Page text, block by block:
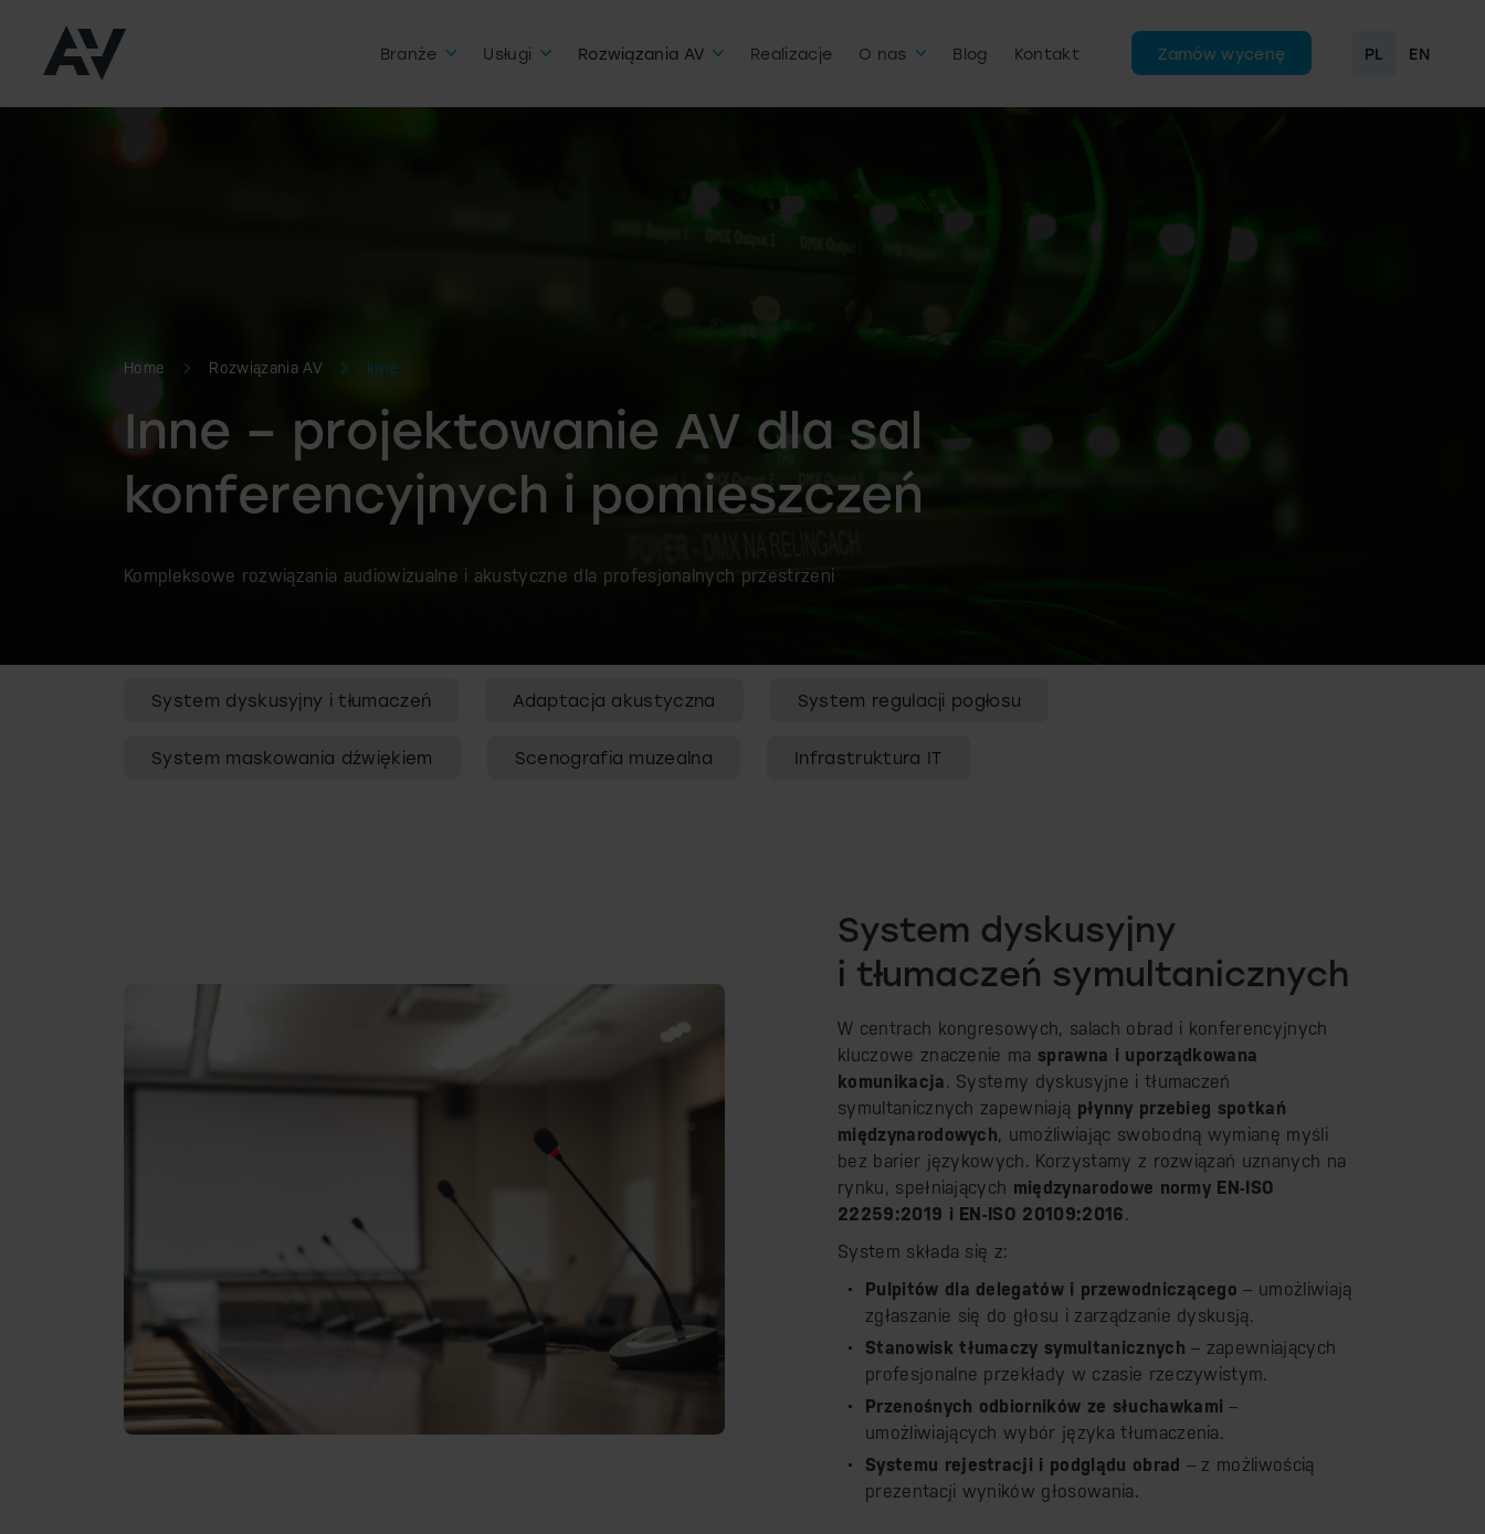
Branże Usługi Rozwiązania AV Realizacje O nas Blog Kontakt Zamów wycenę PL EN
Home Rozwiązania AV Inne
Inne – projektowanie AV dla sal
konferencyjnych i pomieszczeń
Kompleksowe rozwiązania audiowizualne i akustyczne dla profesjonalnych przestrzeni
System dyskusyjny i tłumaczeń Adaptacja akustyczna System regulacji pogłosu
System maskowania dźwiękiem Scenografia muzealna Infrastruktura IT
System dyskusyjny
i tłumaczeń symultanicznych
W centrach kongresowych, salach obrad i konferencyjnych
kluczowe znaczenie ma sprawna i uporządkowana
komunikacja. Systemy dyskusyjne i tłumaczeń
symultanicznych zapewniają płynny przebieg spotkań
międzynarodowych, umożliwiając swobodną wymianę myśli
bez barier językowych. Korzystamy z rozwiązań uznanych na
rynku, spełniających międzynarodowe normy EN-ISO
22259:2019 i EN-ISO 20109:2016.
System składa się z:
Pulpitów dla delegatów i przewodniczącego – umożliwiają
zgłaszanie się do głosu i zarządzanie dyskusją.
Stanowisk tłumaczy symultanicznych – zapewniających
profesjonalne przekłady w czasie rzeczywistym.
Przenośnych odbiorników ze słuchawkami –
umożliwiających wybór języka tłumaczenia.
Systemu rejestracji i podglądu obrad – z możliwością
prezentacji wyników głosowania.